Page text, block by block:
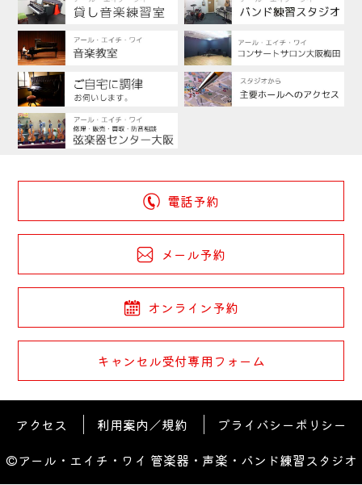
電話予約
メール予約
オンライン予約
キャンセル受付専用フォーム
アクセス 利用案内／規約
プライバシーポリシー
©アール・エイチ・ワイ 管楽器・声楽・バンド練習スタジオ